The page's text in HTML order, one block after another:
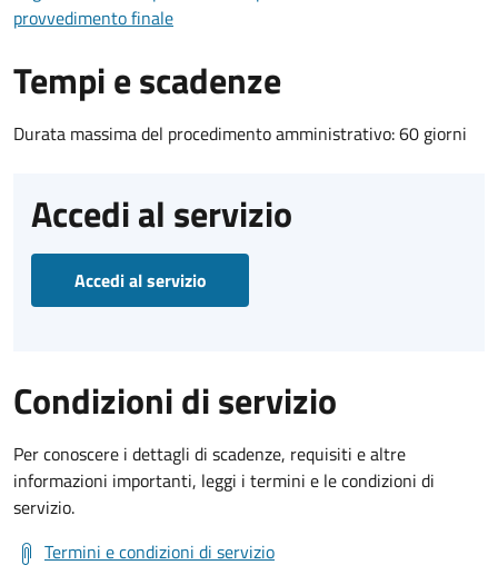
provvedimento finale
Tempi e scadenze
Durata massima del procedimento amministrativo: 60 giorni
Accedi al servizio
Accedi al servizio
Condizioni di servizio
Per conoscere i dettagli di scadenze, requisiti e altre
informazioni importanti, leggi i termini e le condizioni di
servizio.
Termini e condizioni di servizio